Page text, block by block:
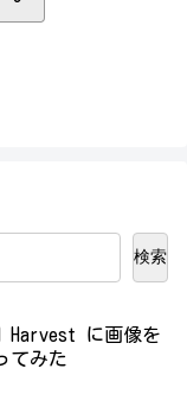
検索
Harvest に画像を
てみた